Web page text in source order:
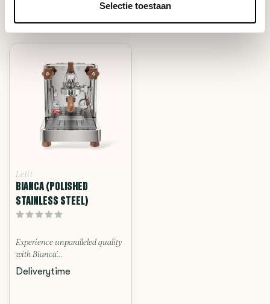
Selectie toestaan
RECENT BEKEKEN
Lelit
BIANCA (POLISHED
STAINLESS STEEL)
Experience unparalleled quality
with Bianca’...
Deliverytime